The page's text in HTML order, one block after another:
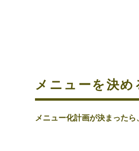
メニューを決め
メニュー化計画が決まったら